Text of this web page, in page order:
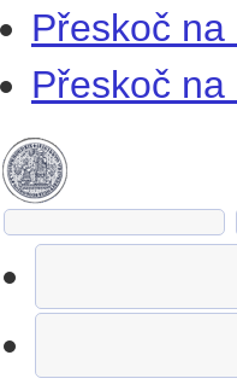
Přeskoč
Přeskoč na